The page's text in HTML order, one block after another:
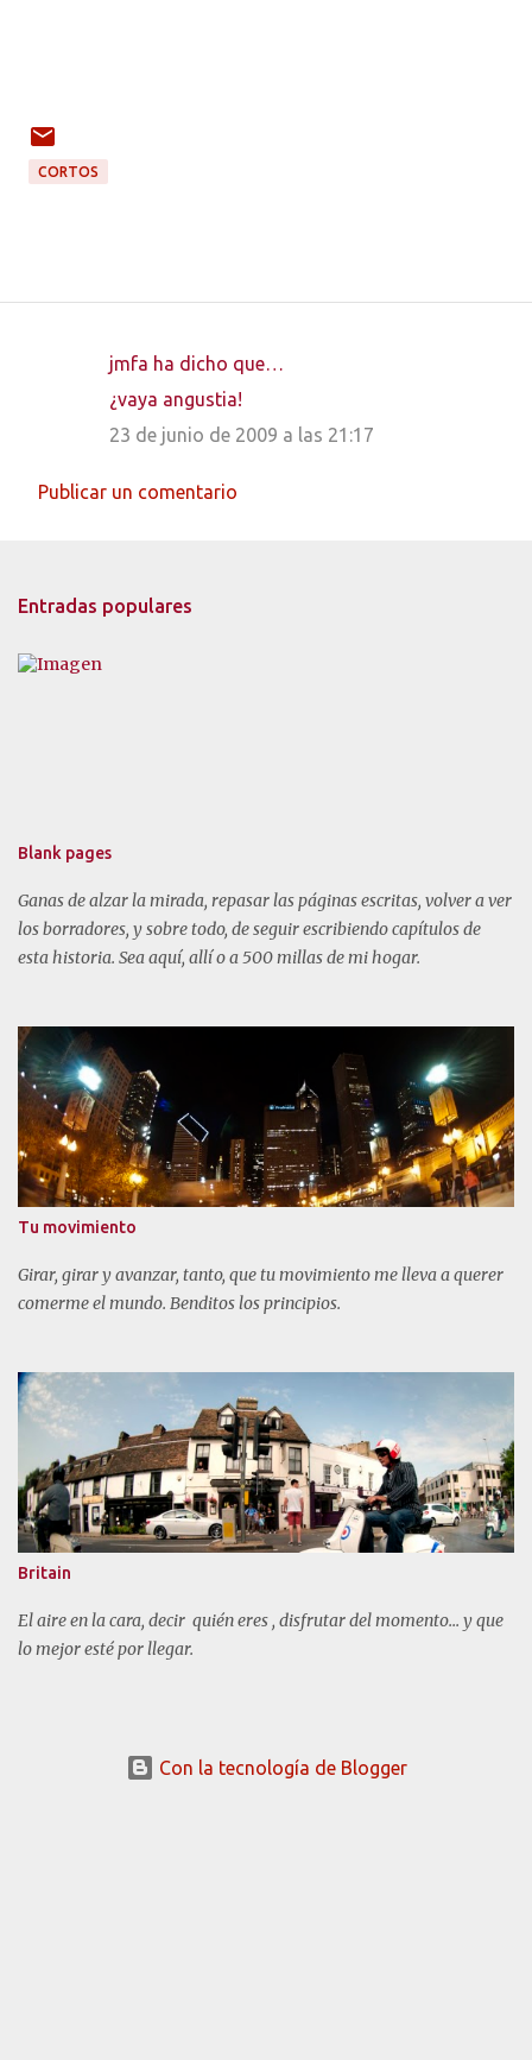
CORTOS
e
r
jmfa ha dicho que…
¿vaya angustia!
23 de junio de 2009 a las 21:17
Publicar un comentario
Entradas populares
Blank pages
Ganas de alzar la mirada, repasar las páginas escritas, volver a ver
los borradores, y sobre todo, de seguir escribiendo capítulos de
esta historia. Sea aquí, allí o a 500 millas de mi hogar.
Tu movimiento
Girar, girar y avanzar, tanto, que tu movimiento me lleva a querer
comerme el mundo. Benditos los principios.
Britain
El aire en la cara, decir quién eres , disfrutar del momento... y que
lo mejor esté por llegar.
Con la tecnología de Blogger